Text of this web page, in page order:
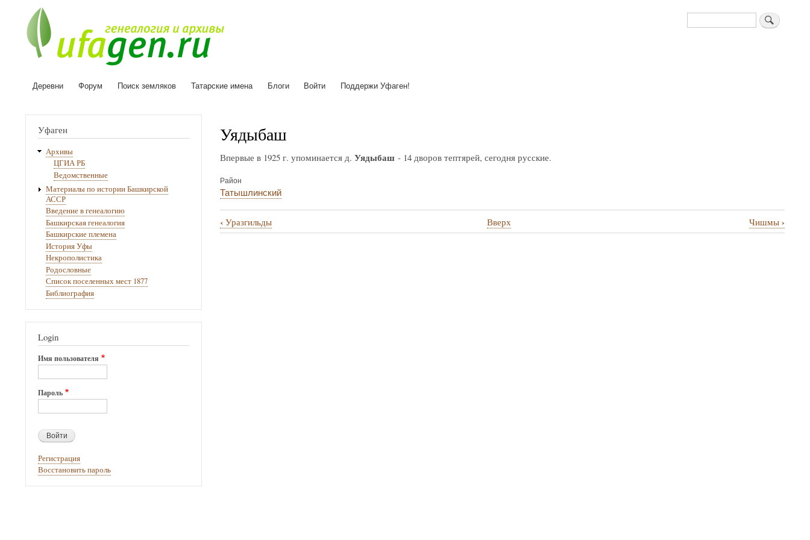
Поиск
Основная
Деревни Форум Поиск земляков Татарские имена Блоги Войти Поддержи Уфаген!
Уядыбаш
Впервые в 1925 г. упоминается д. Уядыбаш- 14 дворов тептярей, сегодня русские.
Район
Татышлинский
Перекрёстные
‹Уразгильды Вверх Чишмы ›
Уфаген
Архивы
ЦГИА РБ
Ведомственные
Материалы по истории Башкирской
АССР
Введение в генеалогию
Башкирская генеалогия
Башкирские племена
История Уфы
Некрополистика
Родословные
Список поселенных мест 1877
Библиография
Login
Имя пользователя
Пароль
Регистрация
Восстановить пароль